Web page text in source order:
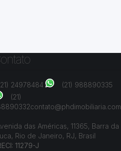
24978484
(21) 988890335
(21)
contato@phdimobiliaria.com
das Américas, 11365, Barra da
, Rio de Janeiro, RJ, Brasil
11279-J